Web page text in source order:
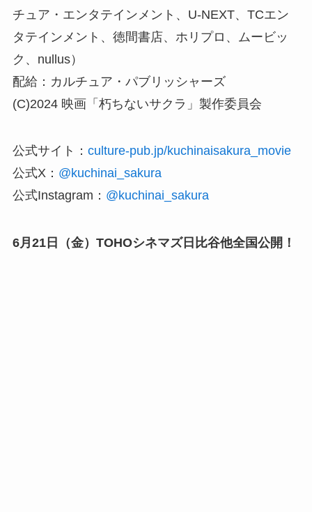
チュア・エンタテインメント、U-NEXT、TCエン
タテインメント、徳間書店、ホリプロ、ムービッ
ク、nullus）
配給：カルチュア・パブリッシャーズ
(C)2024 映画「朽ちないサクラ」製作委員会
公式サイト： culture-pub.jp/kuchinaisakura_movie
公式X： @kuchinai_sakura
公式Instagram： @kuchinai_sakura
6月21日（金）TOHOシネマズ日比谷他全国公開！